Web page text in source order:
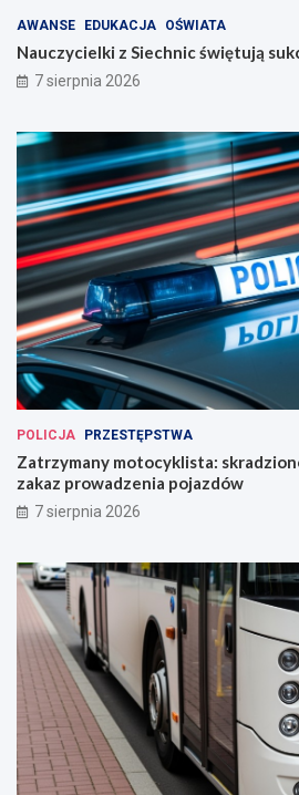
AWANSE EDUKACJA OŚWIATA
Nauczycielki z Siechnic świętują
7 sierpnia 2026
POLICJA PRZESTĘPSTWA
Zatrzymany motocyklista:
zakaz prowadzenia pojazdów
7 sierpnia 2026